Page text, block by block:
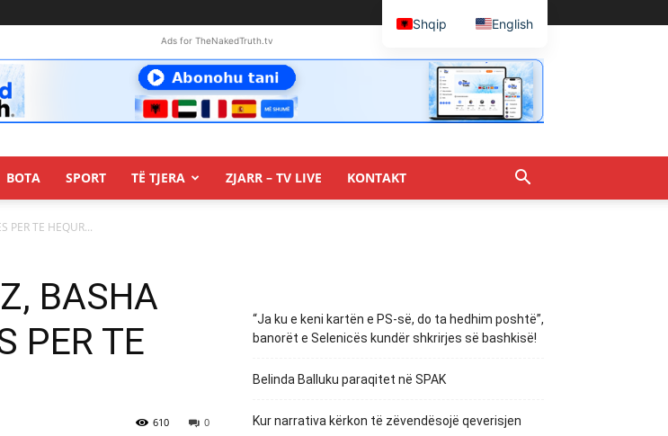
Ads for TheNakedTruth.tv
BOTA SPORT TË TJERA ZJARR – TV LIVE KONTAKT
PER TE HEQUR...
BASHA
PER TE
0
610
“Ja ku e keni kartën e PS-së, do ta hedhim poshtë”,
banorët e Selenicës kundër shkrirjes së bashkisë!
Belinda Balluku paraqitet në SPAK
Kur narrativa kërkon të zëvendësojë qeverisjen
Shqip English